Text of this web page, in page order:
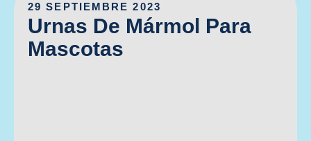
29 SEPTIEMBRE 2023
Urnas De Mármol Para
Mascotas